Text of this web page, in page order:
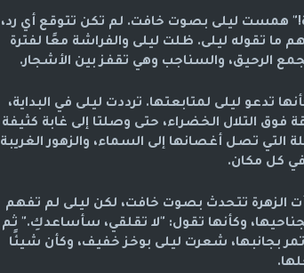
همست ليلى بصوت خافت. لم تكن تتوقع أي رد،
ما تقوله ليلى. ظلت ليلى والفراشة معًا لفترة
الرحيق، والسناجب وهي تقفز بين الأشجار.
تدعو ليلى لمتابعتها. ترددت ليلى في البداية،
التلال الخضراء، حتى وصلتا إلى غابة كثيفة
التي تصل أغصانها إلى السماء، والزهور الغريبة
كل مكان.
الزهرة تتحدث بصوت خافت، لكن ليلى لم تفهم
وكأنها تقول: "لا تقلقي، سأساعدكِ." ثم
بجانبها، شعرت ليلى بوخز خفيف، وكأن شيئًا